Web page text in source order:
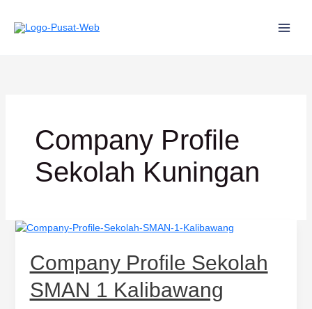
konten
Company Profile
Sekolah Kuningan
Company Profile Sekolah
SMAN 1 Kalibawang
Company
Sekolah
SMAN
1
Kalibawang